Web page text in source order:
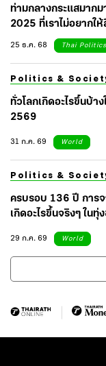
ท่ามกลางกระแสมากม
2025 ที่เราไม่อยากใ
25 ธ.ค. 68
Thai Politics
Politics &
ทั่วโลกเกิดอะไรขึ้นบ้
2569
31 ก.ค. 69
World
Politics &
ครบรอบ 136 ปี การจ
เกิดอะไรขึ้นจริงๆ ใน
ของศิลปินผู้น่าเศร้า
29 ก.ค. 69 World